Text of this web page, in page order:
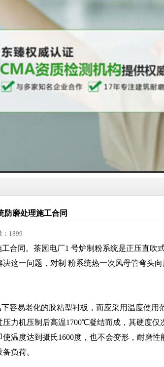
防磨处理施工合同
1899
工合同。茶园电厂1 号炉制粉系统是正压直吹
这一问题，对制 粉系统热一次风母管弯头
容易老化的胶粘型衬板，而应采用温度使用
力机压制后高温1700℃凝结而成，其硬度仅
温度达到摄氏1600度，也不会变形，耐磨性
负荷。